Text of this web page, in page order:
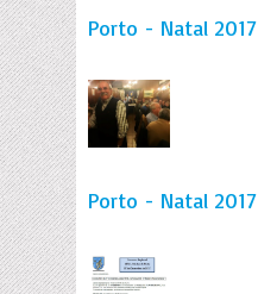
Porto - Natal 2017
Porto - Natal 2017